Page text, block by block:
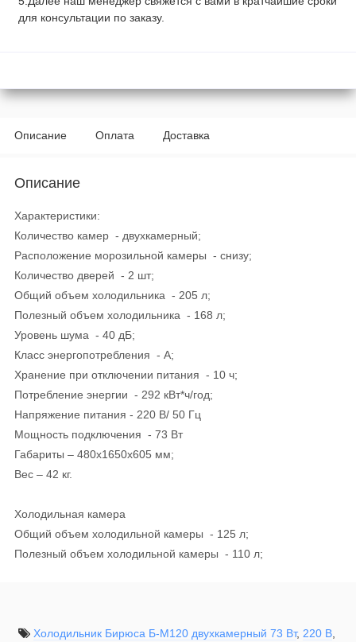
для консультации по заказу.
Описание Оплата Доставка
Описание
Характеристики:
Количество камер - двухкамерный;
Расположение морозильной камеры - снизу;
Количество дверей - 2 шт;
Общий объем холодильника - 205 л;
Полезный объем холодильника - 168 л;
Уровень шума - 40 дБ;
Класс энергопотребления - A;
Хранение при отключении питания - 10 ч;
Потребление энергии - 292 кВт*ч/год;
Напряжение питания - 220 В/ 50 Гц
Мощность подключения - 73 Вт
Габариты – 480x1650x605 мм;
Вес – 42 кг.
Холодильная камера
Общий объем холодильной камеры - 125 л;
Полезный объем холодильной камеры - 110 л;
Холодильник Бирюса Б-M120 двухкамерный 73 Вт, 220 В,